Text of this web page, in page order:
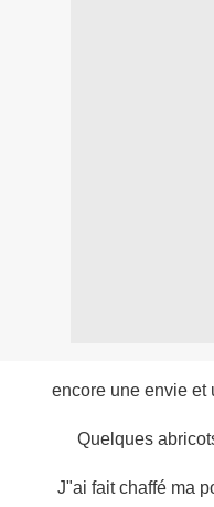
encore une envie et
Quelques
J"ai fait chaffé ma